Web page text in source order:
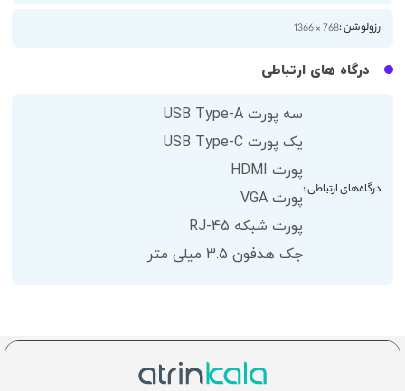
رزولوشن :768 × 1366
درگاه های ارتباطی
درگاه‌های ارتباطی :
سه پورت USB Type-A
یک پورت USB Type-C
پورت HDMI
پورت VGA
پورت شبکه RJ-45
جک هدفون 3.5 میلی متر